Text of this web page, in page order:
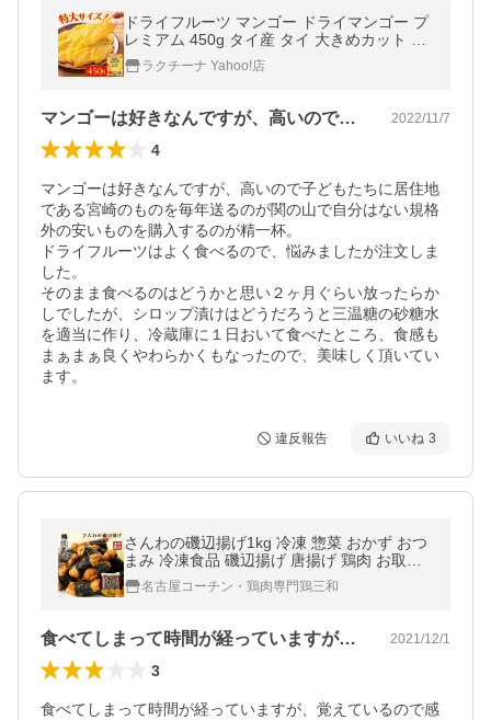
ドライフルーツ マンゴー ドライマンゴー プ
レミアム 450g タイ産 タイ 大きめカット 完
熟 スライス 大容量 ヨーグルト トッピング *
(メール便)
ラクチーナ Yahoo!店
マンゴーは好きなんですが、高いので子ど… 2022/11/7
4
マンゴーは好きなんですが、高いので子どもたちに居住地
である宮崎のものを毎年送るのが関の山で自分はない規格
外の安いものを購入するのが精一杯。
ドライフルーツはよく食べるので、悩みましたが注文しま
した。
そのまま食べるのはどうかと思い２ヶ月ぐらい放ったらか
しでしたが、シロップ漬けはどうだろうと三温糖の砂糖水
を適当に作り、冷蔵庫に１日おいて食べたところ、食感も
まぁまぁ良くやわらかくもなったので、美味しく頂いてい
ます。
違反報告 いいね 3
さんわの磯辺揚げ1kg 冷凍 惣菜 おかず おつ
まみ 冷凍食品 磯辺揚げ 唐揚げ 鶏肉 お取り
寄せ 弁当 業務用 送料無料 鶏三和 爆買
名古屋コーチン・鶏肉専門鶏三和
食べてしまって時間が経っていますが、覚… 2021/12/1
3
食べてしまって時間が経っていますが、覚えているので感